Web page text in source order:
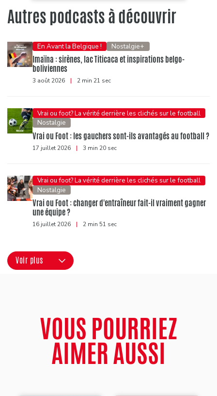
Autres podcasts à découvrir
En Avant la Belgique ! Nostalgie+
Imaïna : sirènes, lac Titicaca et inspirations belgo-
boliviennes
3 août 2026 | 2 min 21 sec
Vrai ou foot? La vérité derrière les clichés sur le football
Nostalgie
Vrai ou Foot : les gauchers sont-ils avantagés au football ?
17 juillet 2026 | 3 min 20 sec
Vrai ou foot? La vérité derrière les clichés sur le football
Nostalgie
Vrai ou Foot : changer d'entraîneur fait-il vraiment gagner
une équipe ?
16 juillet 2026 | 2 min 51 sec
Voir plus
VOUS POURRIEZ
AIMER AUSSI